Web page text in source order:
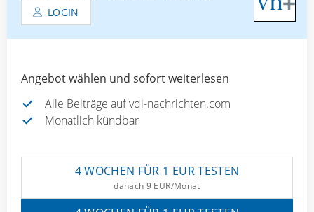
LOGIN
Angebot wählen und sofort weiterlesen
Alle Beiträge auf vdi-nachrichten.com
Monatlich kündbar
4 WOCHEN FÜR 1 EUR TESTEN
danach 9 EUR/Monat